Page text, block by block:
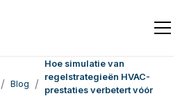
/ Blog /
Hoe simulatie van
regelstrategieën HVAC-
prestaties verbetert vóór